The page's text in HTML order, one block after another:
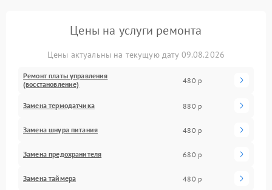
Цены на услуги ремонта
Цены актуальны на текущую дату 09.08.2026
Ремонт платы управления
(восстановление)
480 р
Замена термодатчика 880 р
Замена шнура питания 480 р
Замена предохранителя 680 р
Замена таймера 480 р